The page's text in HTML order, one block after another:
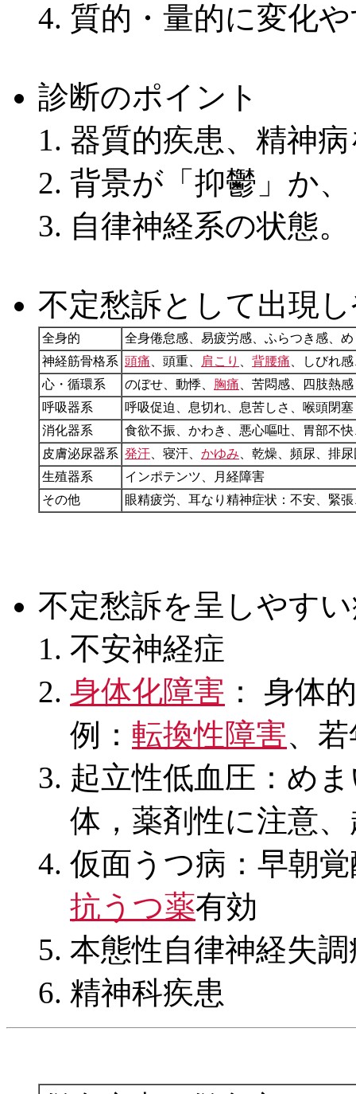
質的・量的に変化
診断のポイント
器質的疾患、精神
背景が「抑鬱」か
自律神経系の状態。
不定愁訴として出現
全身的
全身倦怠感、易疲労感、ふらつき感、
神経筋骨格系 頭痛 、頭重、 肩こり 背腰痛 、しびれ
心・循環系
のぼせ、動悸、 胸痛 、苦悶感、四肢熱
呼吸器系
呼吸促迫、息切れ、息苦しさ、喉頭閉
消化器系
食欲不振、かわき、悪心嘔吐、胃部不
皮膚泌尿器系 発汗 、寝汗、 かゆみ 、乾燥、頻尿、排
生殖器系
インポテンツ、月経障害
その他
眼精疲労、耳なり精神症状：不安、緊
不定愁訴を呈しやす
不安神経症
身体化障害 ： 身体
例： 転換性障害、
起立性低血圧：め
体，薬剤性に注意
仮面うつ病：早朝
抗うつ薬有効
本態性自律神経失調
精神科疾患